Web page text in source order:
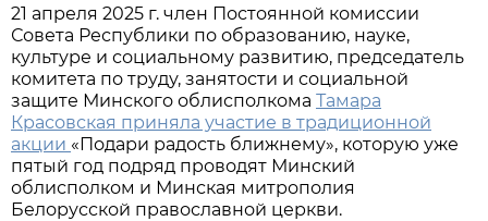
21 апреля 2025 г. член Постоянной комиссии
Совета Республики по образованию, науке,
культуре и социальному развитию, председатель
комитета по труду, занятости и социальной
защите Минского облисполкома Тамара
Красовская приняла участие в традиционной
акции «Подари радость ближнему», которую уже
пятый год подряд проводят Минский
облисполком и Минская митрополия
Белорусской православной церкви.